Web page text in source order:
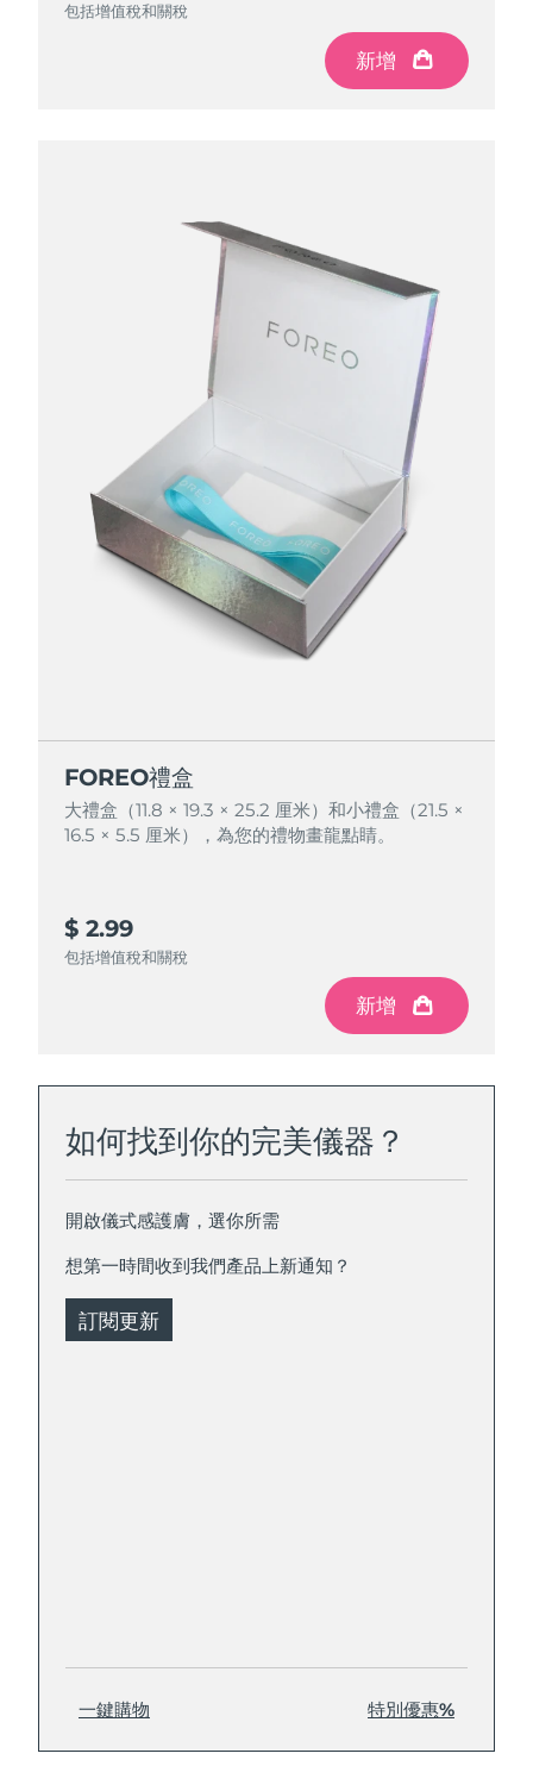
包括增值稅和關稅
新增
FOREO禮盒
大禮盒（11.8 × 19.3 × 25.2 厘米）和小禮盒（21.5 ×
16.5 × 5.5 厘米），為您的禮物畫龍點睛。
$ 2.99
包括增值稅和關稅
新增
FOREO禮盒
大禮盒（11.8 × 19.3 × 25.2 厘米）和小禮盒（21.5 ×
16.5 × 5.5 厘米），為您的禮物畫龍點睛。
$ 4.99
包括增值稅和關稅
新增
如何找到你的完美儀器？
開啟儀式感護膚，選你所需
想第一時間收到我們產品上新通知？
訂閱更新
一鍵購物 特別優惠%